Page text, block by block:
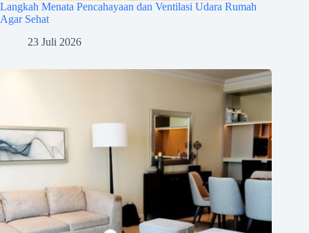
Langkah Menata Pencahayaan dan Ventilasi Udara Rumah
Agar Sehat
23 Juli 2026